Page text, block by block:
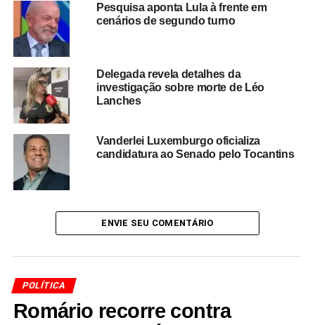
contraditório e à ampla defesa durante o andamento do
processo.
As investigações continuam em curso e
novas informações poderão surgir conforme o
pelas autoridades competentes.
Redação Saiba+
TÓPICOS RELACIONADOS
FLÁVIO BOLSONARO
LAVAGEM DE DINHEIRO
OPERAÇÃO POLICIAL
OPERAÇÃO UNHA E CARNE
Pesquisa aponta Lula à frente em
cenários de segundo turno
Delegada revela detalhes da
investigação sobre morte de Léo
Lanches
Vanderlei Luxemburgo oficializa
candidatura ao Senado pelo Tocantins
ENVIE SEU COMENTÁRIO
POLÍTICA
Romário recorre contra